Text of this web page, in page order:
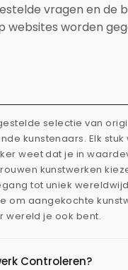
vragen en de
websites worden
selectie van
kunstenaars. Elk
weet dat je in
kunstwerken
tot uniek
aangekochte
wereld je ook bent.
Controleren?